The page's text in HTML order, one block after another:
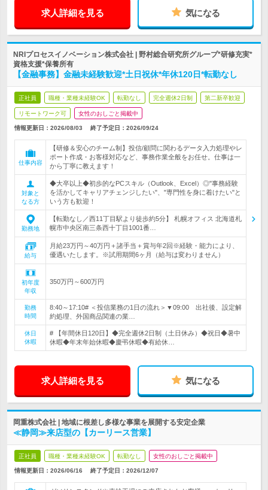
求人詳細を見る 気になる
NRIプロセスイノベーション株式会社 | 野村総合研究所グループ*研修充実*
資格支援*保養所有
【金融事務】金融未経験歓迎*土日祝休*年休120日*転勤なし
正社員 職種・業種未経験OK 転勤なし 完全週休2日制 第二新卒歓迎
リモートワーク可 女性のおしごと掲載中
情報更新日：2026/08/03 終了予定日： 2026/09/24
仕事内容
【研修＆安心のチーム制】投信/顧問に関わるデータ入力処理やレ
ポート作成・お客様対応など、事務作業全般をお任せ。仕事は一
から丁寧に教えます！
対象と
なる方
◆大卒以上◆初歩的なPCスキル（Outlook、Excel）◎"事務経験
を活かしてキャリアチェンジしたい"、"専門性を身に着けたい"と
いう方も歓迎！
勤務地
【転勤なし／西11丁目駅より徒歩約5分】 札幌オフィス 北海道札
幌市中央区南三条西十丁目1001番…
給与
月給23万円～40万円＋諸手当＋賞与年2回※経験・能力により、
優遇いたします。※試用期間6ヶ月（給与は変わりません）
初年度
年収
350万円～600万円
勤務
時間
8:40～17:10# ＜投信業務の1日の流れ＞▼09:00 出社後、設定解
約処理、外国商品関連の業…
休日
休暇
# 【年間休日120日】◆完全週休2日制（土日休み）◆祝日◆暑中
休暇◆年末年始休暇◆慶弔休暇◆有給休…
求人詳細を見る 気になる
岡重株式会社 | 地域に根差し多様な事業を展開する安定企業
≪静岡≫来店型の【カーリース営業】
正社員 職種・業種未経験OK 転勤なし 女性のおしごと掲載中
情報更新日：2026/06/16 終了予定日： 2026/12/07